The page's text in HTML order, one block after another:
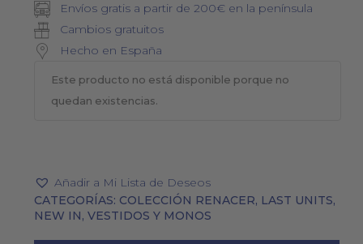
Envíos gratis a partir de 200€ en la península
Cambios gratuitos
Hecho en España
Este producto no está disponible porque no
quedan existencias.
Añadir a Mi Lista de Deseos
CATEGORÍAS: COLECCIÓN RENACER, LAST UNITS,
NEW IN, VESTIDOS Y MONOS